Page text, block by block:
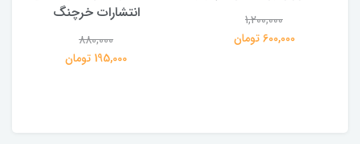
1,200,000
600,000 تومان
انتشارات خرچنگ
880,000
195,000 تومان